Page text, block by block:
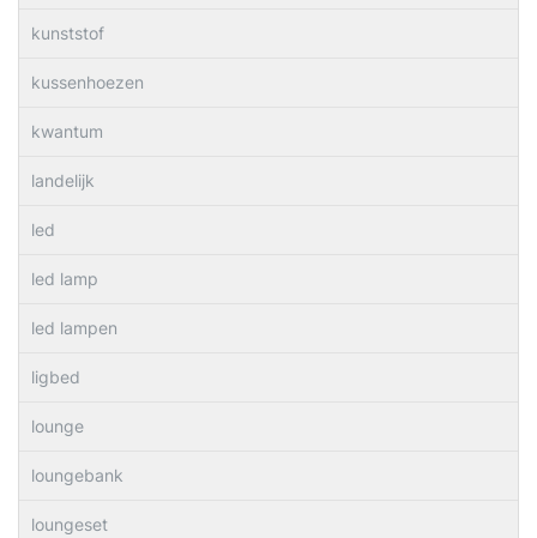
kunststof
kussenhoezen
kwantum
landelijk
led
led lamp
led lampen
ligbed
lounge
loungebank
loungeset